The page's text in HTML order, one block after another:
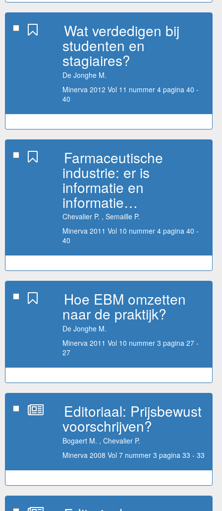
Wat verdedigen bij
studenten en
stagiaires?
De Jonghe M.
Minerva 2012 Vol 11 nummer 4 pagina 40 -
40
Farmaceutische
industrie: er is
informatie en
informatie…
Chevalier P. , Semaille P.
Minerva 2011 Vol 10 nummer 4 pagina 40 -
40
Hoe EBM omzetten
naar de praktijk?
De Jonghe M.
Minerva 2011 Vol 10 nummer 3 pagina 27 -
27
Editoriaal: Prijsbewust
voorschrijven?
Bogaert M. , Chevalier P.
Minerva 2008 Vol 7 nummer 3 pagina 33 - 33